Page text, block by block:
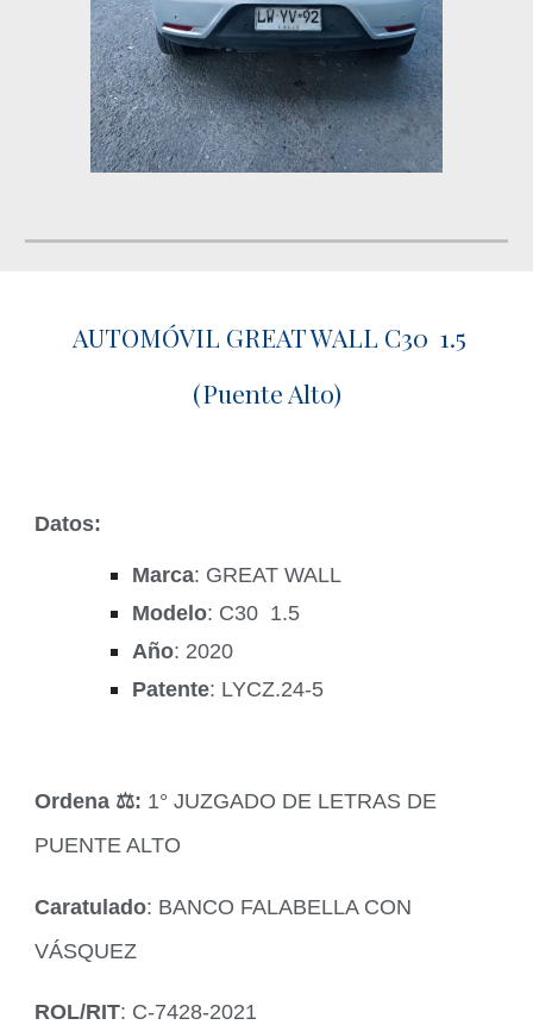
AUTOMÓVIL GREAT WALL C30 1.5
(Puente Alto)
Datos:
Marca: GREAT WALL
Modelo: C30 1.5
Año: 2020
Patente: LYCZ.24-5
Ordena ‍⚖️: 1° JUZGADO DE LETRAS DE
PUENTE ALTO
Caratulado: BANCO FALABELLA CON
VÁSQUEZ
ROL/RIT: C-7428-2021